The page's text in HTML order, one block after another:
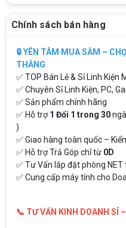
Chính sách bán hàng
🔒 YÊN TÂM MUA SẮM –
THẮNG
✅ TOP Bán Lẻ & Sỉ Linh Kiện
✅ Chuyên Sỉ Linh Kiện, PC,
✅ Sản phẩm chính hãng
✅ Hỗ trợ1 Đổi 1 trong 30
)
✅ Giao hàng toàn quốc –
✅ Hỗ trợ Trả Góp chỉ từ 0D
✅ Tư Vấn lắp đặt phòng
✅ Cung cấp máy tính cho
📞 TƯ VẤN KINH DOANH SỈ